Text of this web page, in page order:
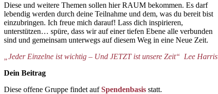
Diese und weitere Themen sollen hier RAUM bekommen. Es darf
lebendig werden durch deine Teilnahme und dem, was du bereit bist
einzubringen. Ich freue mich darauf! Lass dich inspirieren,
unterstützen… spüre, dass wir auf einer tiefen Ebene alle verbunden
sind und gemeinsam unterwegs auf diesem Weg in eine Neue Zeit.
„Jeder Einzelne ist wichtig – Und JETZT ist unsere Zeit“ Lee Harris
Dein Beitrag
Diese offene Gruppe findet aufSpendenbasis statt.